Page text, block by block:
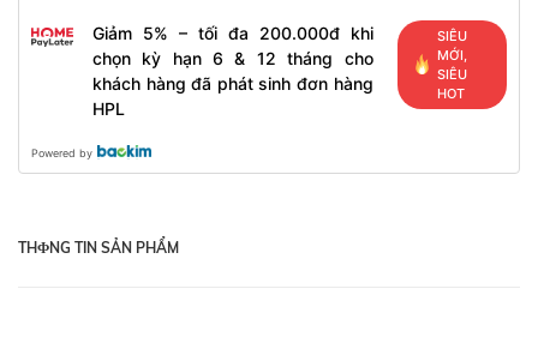
Giảm 5% – tối đa 200.000đ khi
chọn kỳ hạn 6 & 12 tháng cho
khách hàng đã phát sinh đơn hàng
HPL
SIÊU
MỚI,
SIÊU
HOT
Powered by
THФNG TIN SẢN PHẨM